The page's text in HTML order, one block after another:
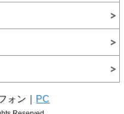
ォン｜ PC